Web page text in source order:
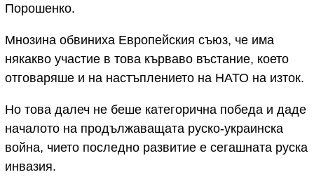
Порошенко.
Мнозина обвиниха Европейския съюз, че има
някакво участие в това кърваво въстание, което
отговаряше и на настъплението на НАТО на изток.
Но това далеч не беше категорична победа и даде
началото на продължаващата руско-украинска
война, чието последно развитие е сегашната руска
инвазия.